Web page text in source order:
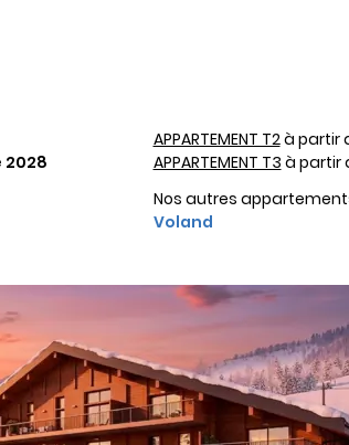
APPARTEMENT T2à partir
APPARTEMENT T3 à partir
Nos autres
Voland